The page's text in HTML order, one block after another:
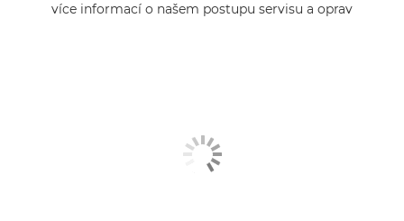
více informací o našem postupu servisu a oprav